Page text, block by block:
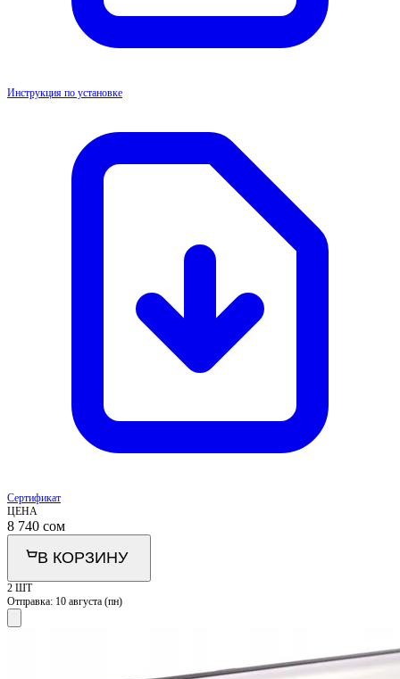
Инструкция по установке
Сертификат
ЦЕНА
8 740 сом
В КОРЗИНУ
2 ШТ
Отправка: 10 августа (пн)